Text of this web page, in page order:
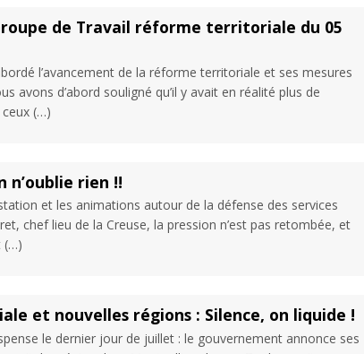
de Travail réforme territoriale du 05
l’avancement de la réforme territoriale et ses mesures
avons d’abord souligné qu’il y avait en réalité plus de
(…)
n’oublie rien !!
et les animations autour de la défense des services
chef lieu de la Creuse, la pression n’est pas retombée, et
(…)
et nouvelles régions : Silence, on liquide !
le dernier jour de juillet : le gouvernement annonce ses